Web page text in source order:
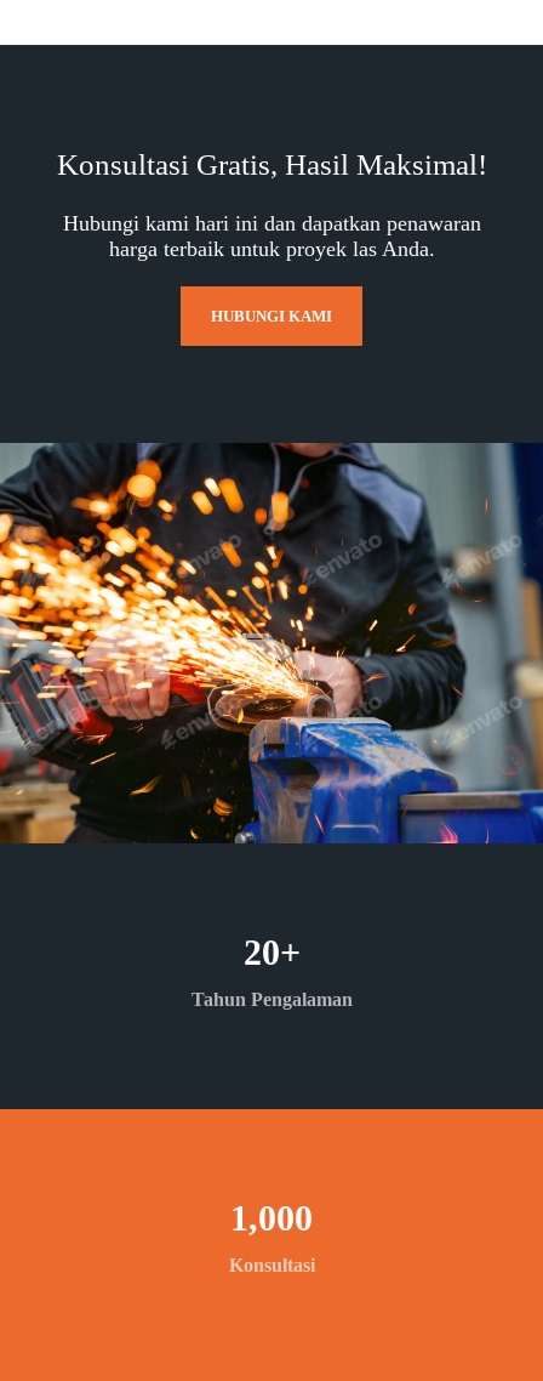
Konsultasi Gratis, Hasil Maksimal!
Hubungi kami hari ini dan dapatkan penawaran
harga terbaik untuk proyek las Anda.
HUBUNGI KAMI
Tahun Pengalaman
20+
Konsultasi
1,000